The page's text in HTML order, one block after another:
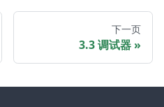
下一页
3.3 调试器